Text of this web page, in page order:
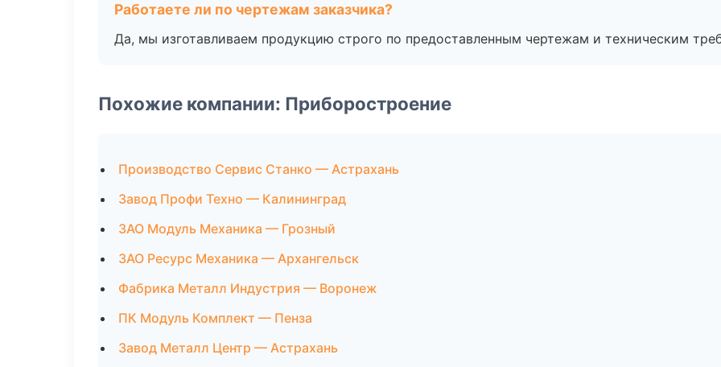
Работаете ли по чертежам заказчика?
Да, мы изготавливаем продукцию строго по предоставленным чертежам и техническим
Похожие компании: Приборостроение
Производство Сервис Станко — Астрахань
Завод Профи Техно — Калининград
ЗАО Модуль Механика — Грозный
ЗАО Ресурс Механика — Архангельск
Фабрика Металл Индустрия — Воронеж
ПК Модуль Комплект — Пенза
Завод Металл Центр — Астрахань